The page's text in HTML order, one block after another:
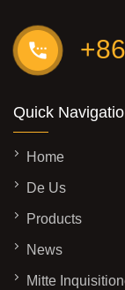
Quick
Home
De Us
Products
News
Mitte